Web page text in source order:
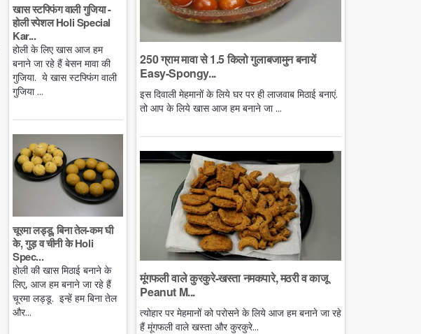
खास स्टफ्फिंग वाली गुजिया -
होली स्पेशल Holi Special
Kar...
होली के लिए खास आज हम
बनाने जा रहे हैं बेसन मावा की
गुजिया. ये खास स्टफ्फिंग वाली
गुजिया ...
चूरमा लड्डू, बिना तेल-कम घी
के, गुड़ व चीनी के Holi
Spec...
होली की खास मिठाई बनाने के
लिए, आज हम बनाने जा रहे हैं
चूरमा लड्डू. इन्हें हम बिना तेल
और...
250 ग्राम मावा से 1.5 किलो गुलाबजामुन बनायें
Easy-Spongy...
इस दिवाली मेहमानों के लिये घर पर ही लाजवाब मिठाई बनाएं.
तो आप के लिये खास आज हम बनाने जा ...
मूंगफली वाले कुरकुरे-खस्ता नमकपारे, मठरी व काजू
Peanut M...
त्योहार पर मेहमानों को परोसने के लिये आज हम बनाने जा रहे
हैं मूंगफली वाले खस्ता और कुरकुरे...